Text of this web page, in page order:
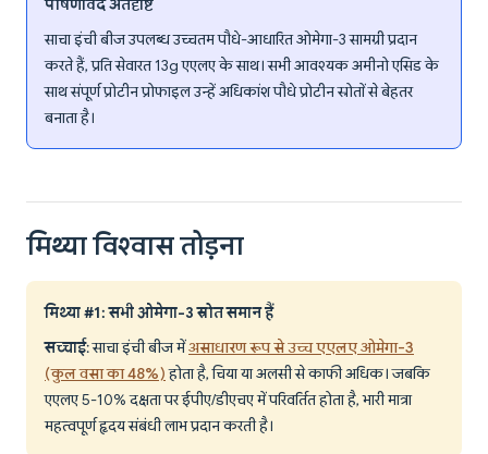
पोषणविद अंतर्दृष्टि
साचा इंची बीज उपलब्ध उच्चतम पौधे-आधारित ओमेगा-3 सामग्री प्रदान
करते हैं, प्रति सेवारत 13g एएलए के साथ। सभी आवश्यक अमीनो एसिड के
साथ संपूर्ण प्रोटीन प्रोफाइल उन्हें अधिकांश पौधे प्रोटीन स्रोतों से बेहतर
बनाता है।
मिथ्या विश्वास तोड़ना
मिथ्या #1: सभी ओमेगा-3 स्रोत समान हैं
सच्चाई: साचा इंची बीज मेंअसाधारण रूप से उच्च एएलए ओमेगा-3
(कुल वसा का 48%)होता है, चिया या अलसी से काफी अधिक। जबकि
एएलए 5-10% दक्षता पर ईपीए/डीएचए में परिवर्तित होता है, भारी मात्रा
महत्वपूर्ण हृदय संबंधी लाभ प्रदान करती है।